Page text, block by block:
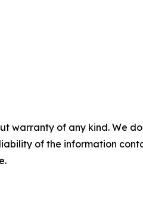
warranty of any kind. We
of the information